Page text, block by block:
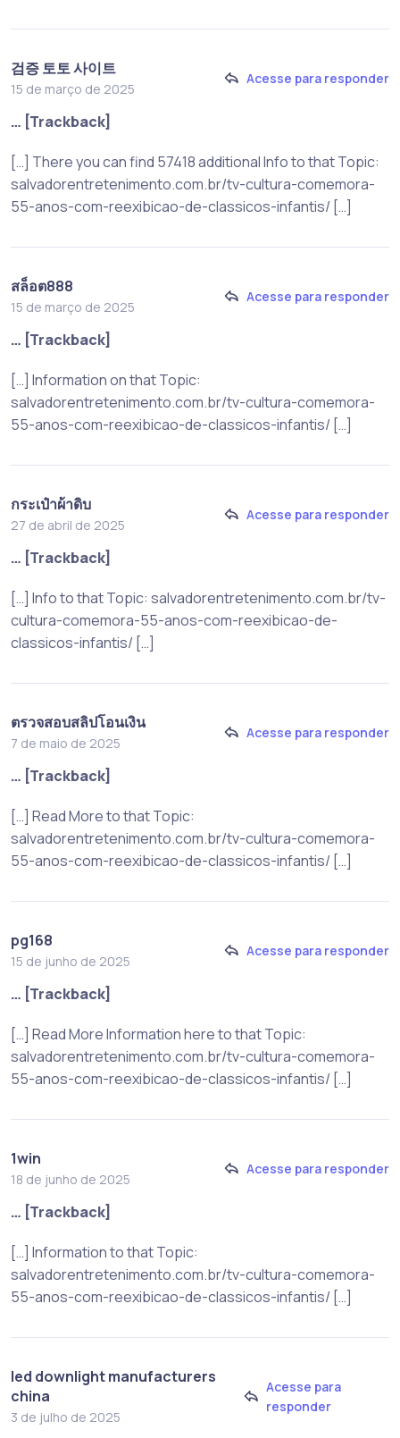
검증 토토 사이트
15 de março de 2025
Acesse para responder
… [Trackback]
[…] There you can find 57418 additional Info to that Topic:
salvadorentretenimento.com.br/tv-cultura-comemora-
55-anos-com-reexibicao-de-classicos-infantis/ […]
สล็อต888
15 de março de 2025
Acesse para responder
… [Trackback]
[…] Information on that Topic:
salvadorentretenimento.com.br/tv-cultura-comemora-
55-anos-com-reexibicao-de-classicos-infantis/ […]
กระเป๋าผ้าดิบ
27 de abril de 2025
Acesse para responder
… [Trackback]
[…] Info to that Topic: salvadorentretenimento.com.br/tv-
cultura-comemora-55-anos-com-reexibicao-de-
classicos-infantis/ […]
ตรวจสอบสลิปโอนเงิน
7 de maio de 2025
Acesse para responder
… [Trackback]
[…] Read More to that Topic:
salvadorentretenimento.com.br/tv-cultura-comemora-
55-anos-com-reexibicao-de-classicos-infantis/ […]
pg168
15 de junho de 2025
Acesse para responder
… [Trackback]
[…] Read More Information here to that Topic:
salvadorentretenimento.com.br/tv-cultura-comemora-
55-anos-com-reexibicao-de-classicos-infantis/ […]
1win
18 de junho de 2025
Acesse para responder
… [Trackback]
[…] Information to that Topic:
salvadorentretenimento.com.br/tv-cultura-comemora-
55-anos-com-reexibicao-de-classicos-infantis/ […]
led downlight manufacturers
china
3 de julho de 2025
Acesse para
responder